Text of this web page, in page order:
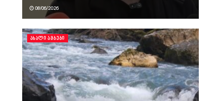
08/06/2026
ᲐᲮᲐᲚᲘ ᲐᲛᲑᲔᲑᲘ